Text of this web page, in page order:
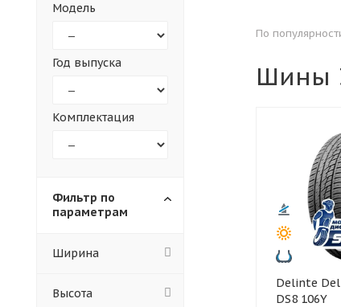
30 35
По
Шины
Delinte Delinte 285/35 R22
DS8 106Y
Модель
Год выпуска
Комплектация
Фильтр по
параметрам
Ширина
Высота